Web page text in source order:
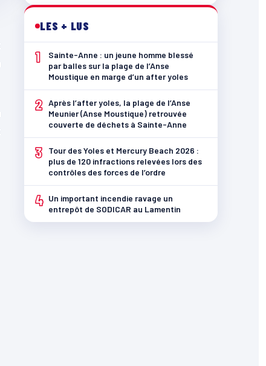
LES + LUS
1
Sainte-Anne : un jeune homme blessé
par balles sur la plage de l’Anse
Moustique en marge d’un after yoles
2 Après l’after yoles, la plage de l’Anse
Meunier (Anse Moustique) retrouvée
couverte de déchets à Sainte-Anne
3
Tour des Yoles et Mercury Beach 2026 :
plus de 120 infractions relevées lors des
contrôles des forces de l’ordre
4 Un important incendie ravage un
entrepôt de SODICAR au Lamentin